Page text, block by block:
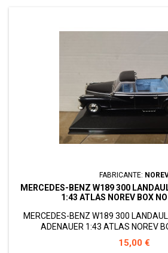
FABRICANTE:
MERCEDES-BENZ W189 300
1:43 ATLAS NOREV BOX
MERCEDES-BENZ W189 300
ADENAUER 1:43 ATLAS NOREV
15,00 €